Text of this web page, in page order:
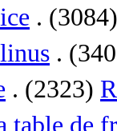
.
.
. (2323)
table de